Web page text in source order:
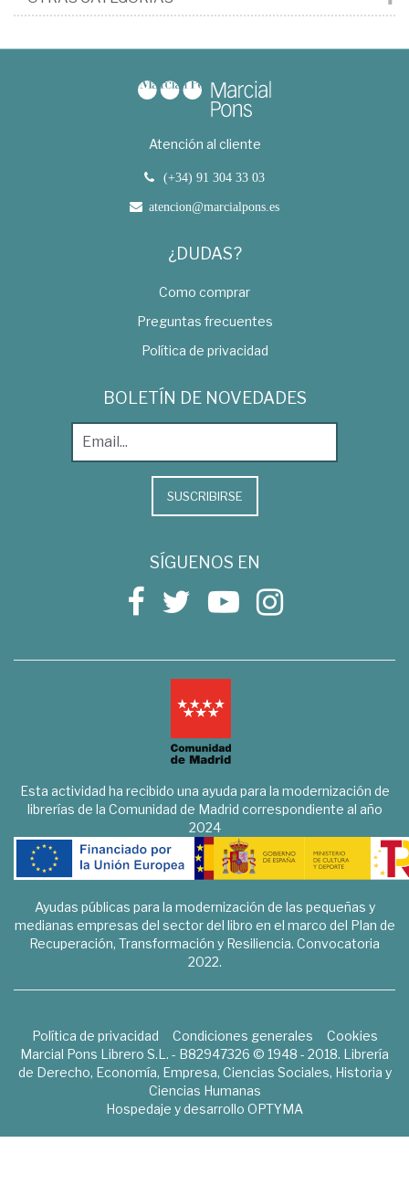
Atención al cliente
(+34) 91 304 33 03
atencion@marcialpons.es
¿DUDAS?
Como comprar
Preguntas frecuentes
Política de privacidad
BOLETÍN DE NOVEDADES
SUSCRIBIRSE
SÍGUENOS EN
Esta actividad ha recibido una ayuda para la modernización de
librerías de la Comunidad de Madrid correspondiente al año
2024
Ayudas públicas para la modernización de las pequeñas y
medianas empresas del sector del libro en el marco del Plan de
Recuperación, Transformación y Resiliencia. Convocatoria
2022.
Política de privacidad Condiciones generales
Cookies
Marcial Pons Librero S.L. - B82947326 © 1948 - 2018. Librería
de Derecho, Economía, Empresa, Ciencias Sociales, Historia y
Ciencias Humanas
Hospedaje y desarrollo OPTYMA